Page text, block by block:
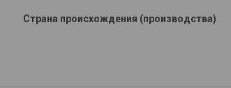
Страна происхождения (производства)